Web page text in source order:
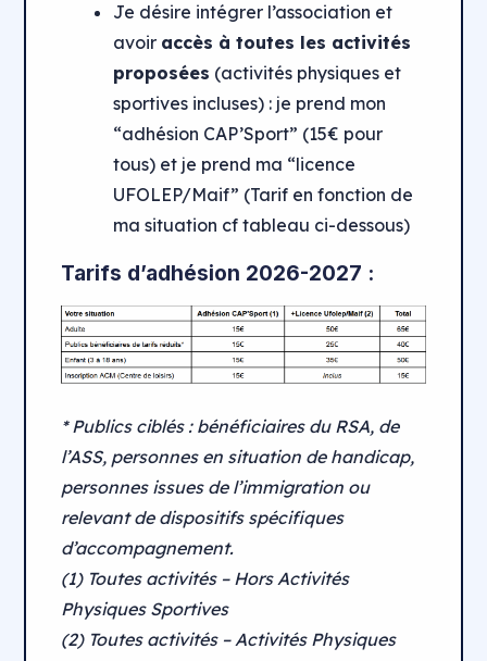
Je désire intégrer l’association et
avoir accès à toutes les activités
proposées (activités physiques et
sportives incluses) : je prend mon
“adhésion CAP’Sport” (15€ pour
tous) et je prend ma “licence
UFOLEP/Maif” (Tarif en fonction de
ma situation cf tableau ci-dessous)
Tarifs d’adhésion 2026-2027 :
* Publics ciblés : bénéficiaires du RSA, de
l’ASS, personnes en situation de handicap,
personnes issues de l’immigration ou
relevant de dispositifs spécifiques
d’accompagnement.
(1) Toutes activités – Hors Activités
Physiques Sportives
(2) Toutes activités – Activités Physiques